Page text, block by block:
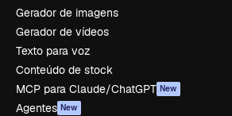
Gerador de imagens
Gerador de vídeos
Texto para voz
Conteúdo de stock
MCP para Claude/ChatGPT New
Agentes New